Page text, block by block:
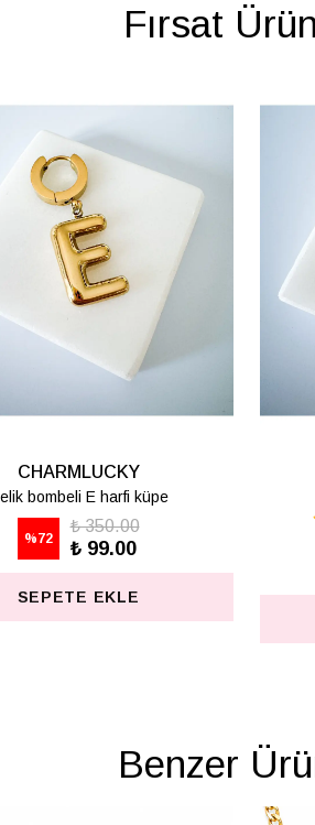
Fırsat
Çelik bombeli H harfi
SEPETE EKLE
Benzer